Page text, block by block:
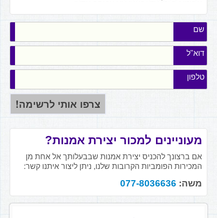
שם
דוא"ל
טלפון
מעוניינים למכור יצירת אמנות?
אם ברצונך להכניס יצירת אמנות שבבעלותך אל אחת מן
המכירות הפומביות הקרובות שלנו, ניתן ליצור איתנו קשר:
משה: 077-8036636